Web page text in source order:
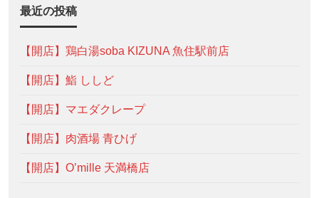
最近の投稿
【開店】鶏白湯soba KIZUNA 魚住駅前店
【開店】鮨 ししど
【開店】マエダクレープ
【開店】肉酒場 青ひげ
【開店】O’mille 天満橋店